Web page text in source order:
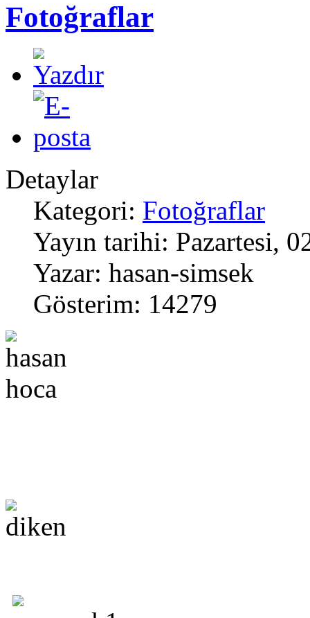
Fotoğraflar
Detaylar
Kategori: Fotoğraflar
Yayın tarihi: Pazartesi,
Yazar: hasan-simsek
Gösterim: 14279